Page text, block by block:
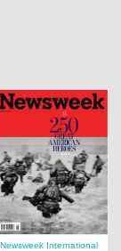
Newsweek International